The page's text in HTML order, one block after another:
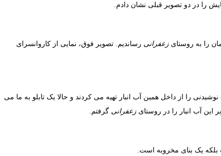
را در دو تصویر قبلی نشان دادم.
را به روستای زعفرانی رساندیم. تصویر فوق، نمایی از کاروانسرای
را از داخل همین آب انبار تهیه می کردند و حالا یک تابلو به ما می
آب انبار را در روستای زعفرانی گرفتم.
بلکه یک بنای مخروبه است.